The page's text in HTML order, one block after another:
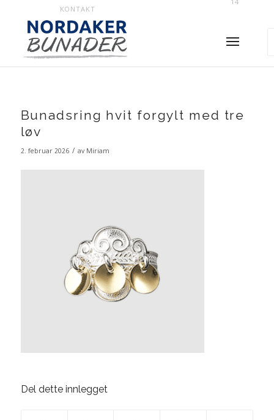
KONTAKT
Bunadsring hvit forgylt med tre
løv
2. februar 2026 / av Miriam
Del dette innlegget